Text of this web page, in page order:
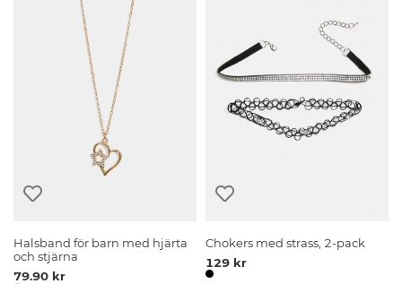
Halsband för barn med hjärta
och stjärna
79.90 kr
Chokers med strass, 2-pack
129 kr